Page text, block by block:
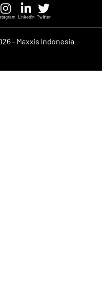
Linkedin Twitter
- Maxxis Indonesia